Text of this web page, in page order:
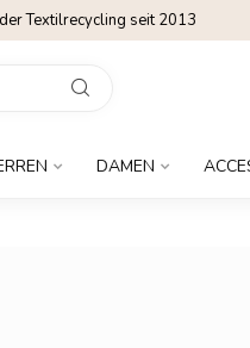
Textilrecycling seit 2013
DAMEN